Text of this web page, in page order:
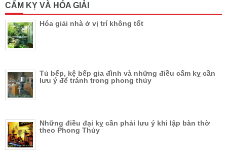
CẤM KỴ VÀ HÓA GIẢI
Hóa giải nhà ở vị trí không tốt
Tủ bếp, kệ bếp gia đình và những điều cấm kỵ cần
lưu ý để tránh trong phong thủy
Những điều đại kỵ cần phải lưu ý khi lập bàn thờ
theo Phong Thủy